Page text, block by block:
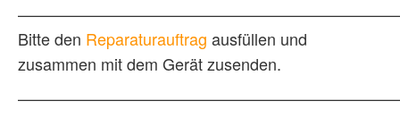
Bitte den Reparaturauftrag ausfüllen und
zusammen mit dem Gerät zusenden.